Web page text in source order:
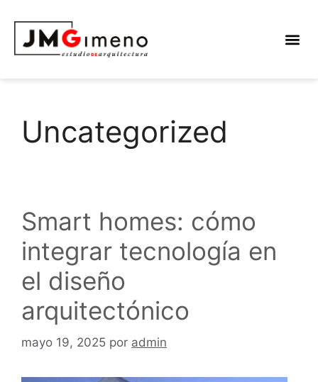
Uncategorized
Smart homes: cómo
integrar tecnología en
el diseño
arquitectónico
mayo 19, 2025 por admin